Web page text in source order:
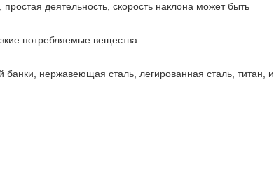
деятельность, скорость наклона может быть
потребляемые вещества
банки, нержавеющая сталь, легированная сталь, титан, и